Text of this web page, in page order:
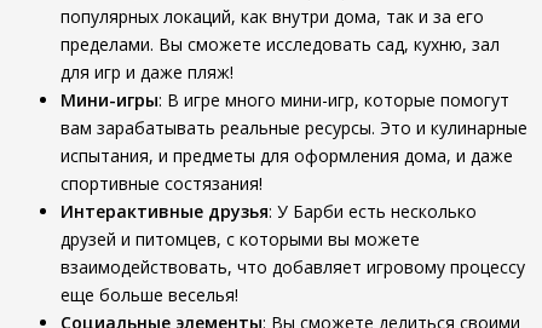
популярных локаций, как внутри дома, так и за его
пределами. Вы сможете исследовать сад, кухню, зал
для игр и даже пляж!
Мини-игры: В игре много мини-игр, которые помогут
вам зарабатывать реальные ресурсы. Это и кулинарные
испытания, и предметы для оформления дома, и даже
спортивные состязания!
Интерактивные друзья: У Барби есть несколько
друзей и питомцев, с которыми вы можете
взаимодействовать, что добавляет игровому процессу
еще больше веселья!
Социальные элементы: Вы сможете делиться своими